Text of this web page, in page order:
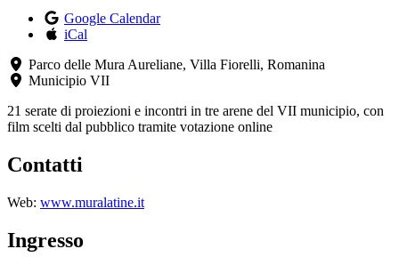
Google Calendar
iCal
Parco delle Mura Aureliane, Villa Fiorelli, Romanina
Municipio VII
21 serate di proiezioni e incontri in tre arene del VII municipio, con
film scelti dal pubblico tramite votazione online
Contatti
Web: www.muralatine.it
Ingresso